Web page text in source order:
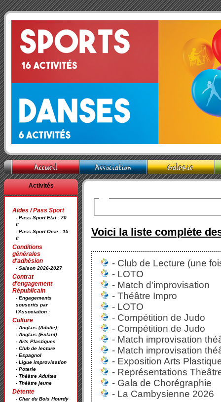
Activités
Aides / Pass Sport
- Pass Sport Etat : 70
€
- Pass Sport Oise : 15
€
Conditions
générales
d'adhésion
- Saison 2026-2027
Contrat
d'engagement
Républicain
- Engagements
souscrits par
l'Association :
Culture
- Anglais (Adulte)
- Anglais (Enfant)
- Arts Plastiques
- Club de lecture
- Espagnol
- Ligue improvisation
- Poterie
- Théâtre Adultes
- Théâtre jeune
Détente
- Char du Bois Hourdy
Voici la liste complète
- Club de Lecture (une
- LOTO
- Match d'improvisation
- Théâtre Impro
- LOTO
- Compétition de Judo
- Compétition de Judo
- Match improvisation
- Match improvisation
- Exposition Arts
- Représentations
- Gala de Chorégraphie
- La Cambysienne 2026